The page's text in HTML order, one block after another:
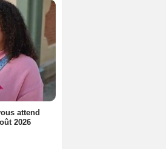
attend
2026